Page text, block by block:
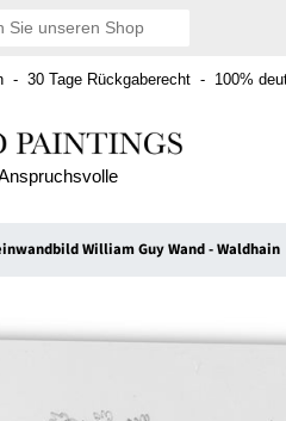
- 30 Tage Rückgaberecht - 100%
William Guy Wand - Waldhain